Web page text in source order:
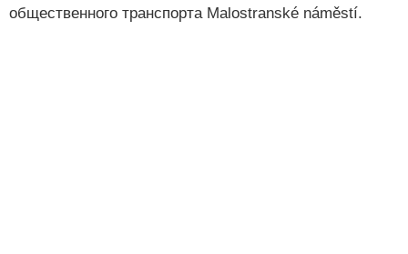
общественного транспорта Malostranské náměstí.